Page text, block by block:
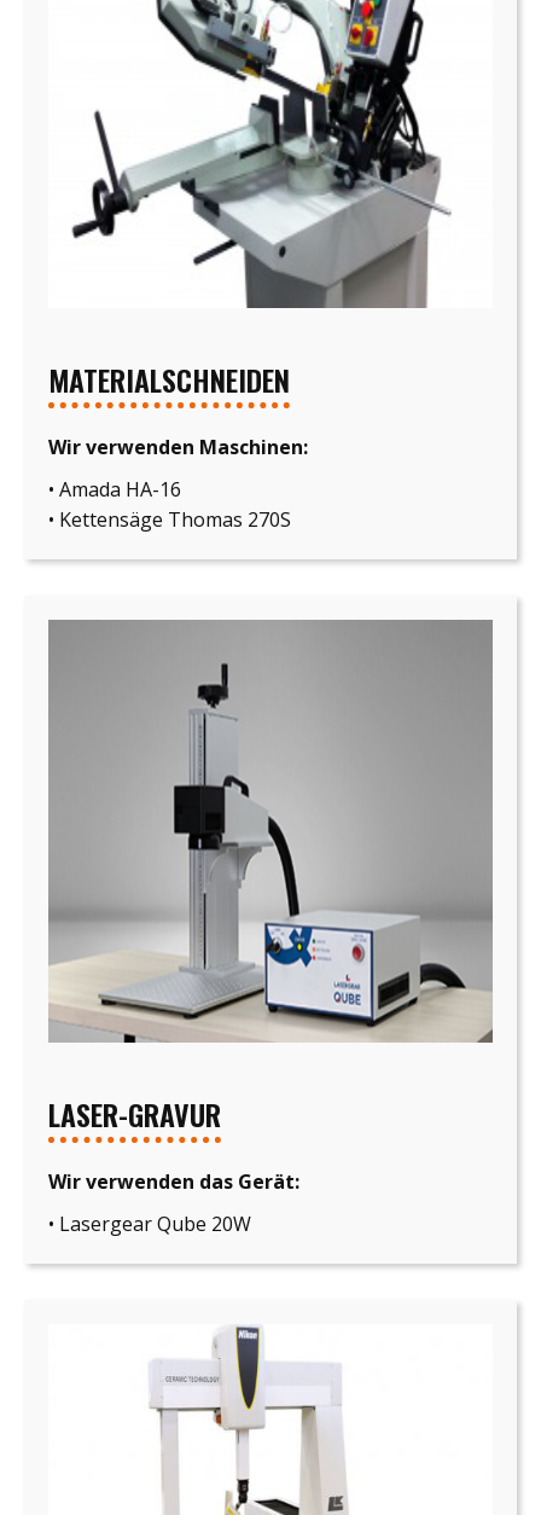
MATERIALSCHNEIDEN
Wir verwenden Maschinen:
• Amada HA-16
• Kettensäge Thomas 270S
LASER-GRAVUR
Wir verwenden das Gerät:
• Lasergear Qube 20W